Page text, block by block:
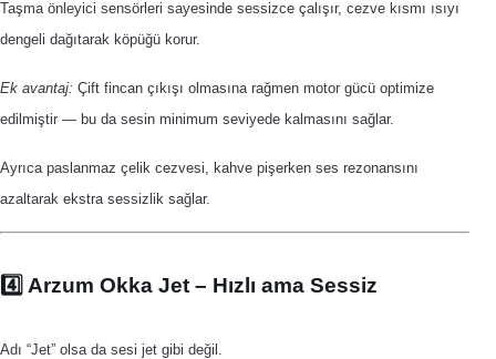
Taşma önleyici sensörleri sayesinde sessizce çalışır, cezve kısmı ısıyı
dengeli dağıtarak köpüğü korur.
Ek avantaj: Çift fincan çıkışı olmasına rağmen motor gücü optimize
edilmiştir — bu da sesin minimum seviyede kalmasını sağlar.
Ayrıca paslanmaz çelik cezvesi, kahve pişerken ses rezonansını
azaltarak ekstra sessizlik sağlar.
4️⃣ Arzum Okka Jet – Hızlı ama Sessiz
Adı “Jet” olsa da sesi jet gibi değil.